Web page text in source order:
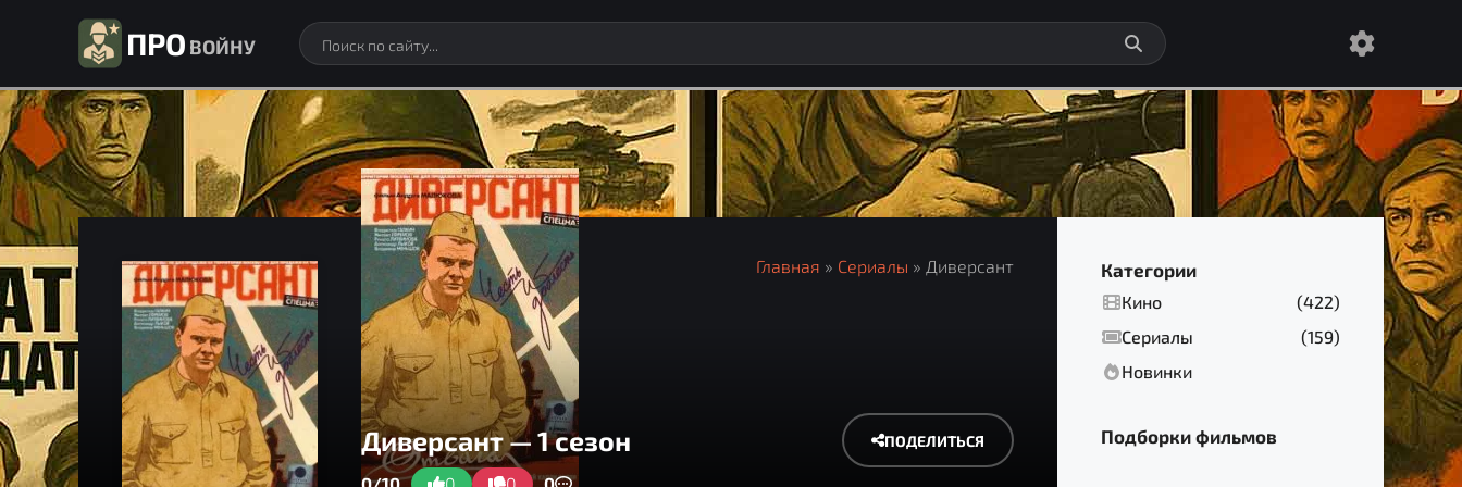
ПРО ВОЙНУ
Главная » Сериалы » Диверсант
Диверсант — 1 сезон ПОДЕЛИТЬСЯ
Категории
Кино
(422)
Сериалы
(159)
Новинки
Подборки фильмов